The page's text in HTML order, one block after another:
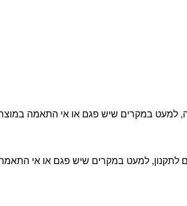
למעט במקרים שיש פגם או אי התאמה
הלקוחות שלנו ובהתאם לתקנון, למעט במקרים שיש פגם או אי